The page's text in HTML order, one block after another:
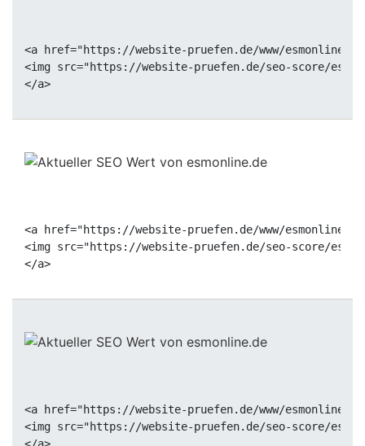
<a href="https://website-pruefen.de/www/
<img src="https://website-pruefen.de/seo-score/
<a href="https://website-pruefen.de/www/
<img src="https://website-pruefen.de/seo-score/
<a href="https://website-pruefen.de/www/
<img src="https://website-pruefen.de/seo-score/